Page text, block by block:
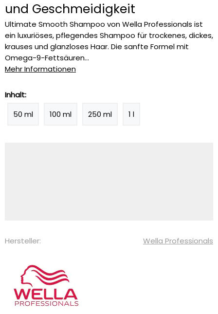
und Geschmeidigkeit
Ultimate Smooth Shampoo von Wella Professionals ist
ein luxuriöses, pflegendes Shampoo für trockenes, dickes,
krauses und glanzloses Haar. Die sanfte Formel mit
Omega-9-Fettsäuren...
Mehr Informationen
Inhalt:
50 ml
100 ml 250 ml 1 l
Hersteller: Wella Professionals